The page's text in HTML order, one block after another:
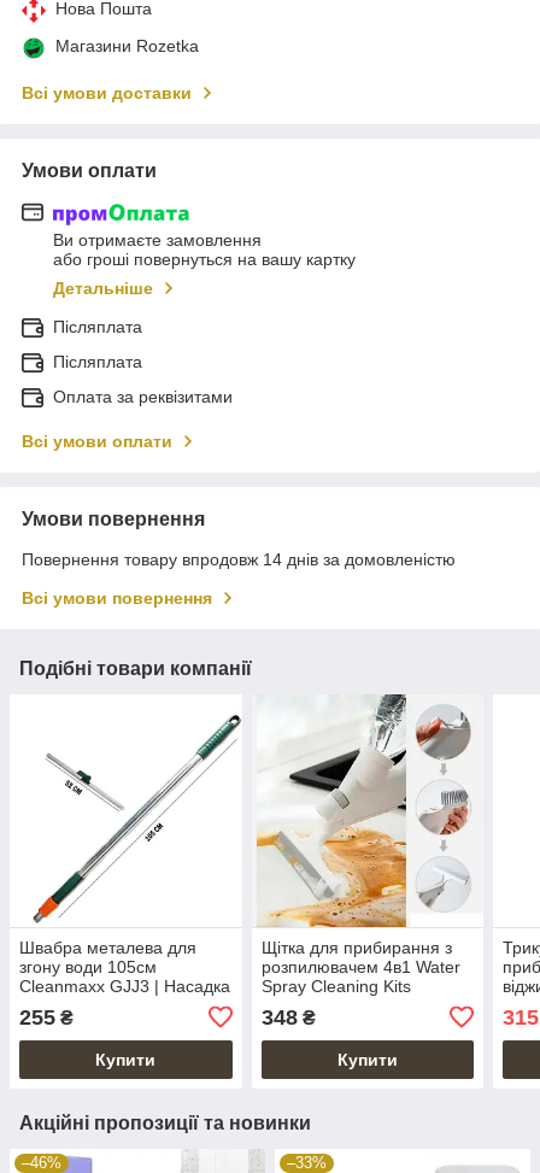
Нова Пошта
Магазини Rozetka
Всі умови доставки
Умови оплати
Ви отримаєте замовлення
або гроші повернуться на вашу картку
Детальніше
Післяплата
Післяплата
Оплата за реквізитами
Всі умови оплати
Умови повернення
Повернення товару впродовж 14 днів за домовленістю
Всі умови повернення
Подібні товари компанії
Швабра металева для
згону води 105см
Cleanmaxx GJJ3 | Насадка
255 ₴
Купити
Щітка для прибирання з
розпилювачем 4в1 Water
Spray Cleaning Kits
348₴
Купити
315
Акційні пропозиції та новинки
–46% –33%